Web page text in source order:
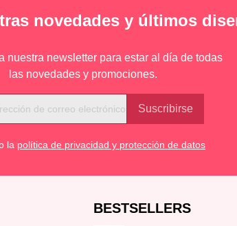
novedades y últimos
nuestra newsletter para estar al día de todas
las novedades y promociones.
la política de privacidad y protección de datos
BESTSELLERS